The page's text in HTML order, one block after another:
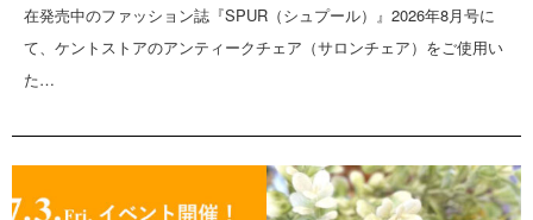
在発売中のファッション誌『SPUR（シュプール）』2026年8月号に
て、ケントストアのアンティークチェア（サロンチェア）をご使用い
た…